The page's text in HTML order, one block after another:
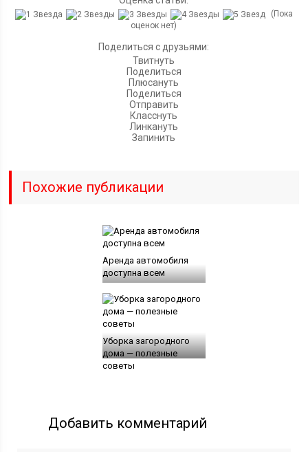
(Пока
оценок нет)
Поделиться с друзьями:
Твитнуть
Поделиться
Плюсануть
Поделиться
Отправить
Класснуть
Линкануть
Запинить
Похожие публикации
Аренда автомобиля
доступна всем
Уборка загородного
дома — полезные
советы
Добавить комментарий